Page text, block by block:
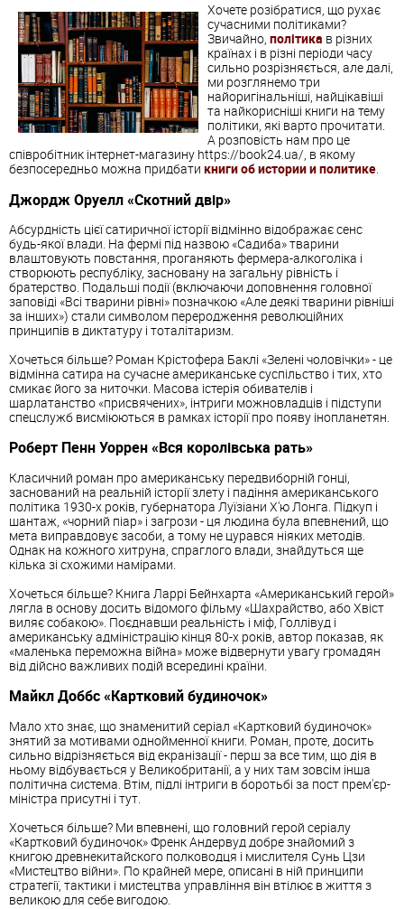
Хочете розібратися, що рухає
сучасними політиками?
Звичайно, політика в різних
країнах і в різні періоди часу
сильно розрізняється, але далі,
ми розглянемо три
найоригінальніші, найцікавіші
та найкорисніші книги на тему
політики, які варто прочитати.
А розповість нам про це
співробітник інтернет-магазину https://book24.ua/, в якому
безпосередньо можна придбати книги об истории и политике.
Джордж Оруелл «Скотний двір»
Абсурдність цієї сатиричної історії відмінно відображає сенс
будь-якої влади. На фермі під назвою «Садиба» тварини
влаштовують повстання, проганяють фермера-алкоголіка і
створюють республіку, засновану на загальну рівність і
братерство. Подальші події (включаючи доповнення головної
заповіді «Всі тварини рівні» позначкою «Але деякі тварини рівніші
за інших») стали символом переродження революційних
принципів в диктатуру і тоталітаризм.
Хочеться більше? Роман Крістофера Баклі «Зелені чоловічки» - це
відмінна сатира на сучасне американське суспільство і тих, хто
смикає його за ниточки. Масова істерія обивателів і
шарлатанство «присвячених», інтриги можновладців і підступи
спецслужб висміюються в рамках історії про появу інопланетян.
Роберт Пенн Уоррен «Вся королівська рать»
Класичний роман про американську передвиборній гонці,
заснований на реальній історії злету і падіння американського
політика 1930-х років, губернатора Луїзіани Х'ю Лонга. Підкуп і
шантаж, «чорний піар» і загрози - ця людина була впевнений, що
мета виправдовує засоби, а тому не цурався ніяких методів.
Однак на кожного хитруна, спраглого влади, знайдуться ще
кілька зі схожими намірами.
Хочеться більше? Книга Ларрі Бейнхарта «Американський герой»
лягла в основу досить відомого фільму «Шахрайство, або Хвіст
виляє собакою». Поєднавши реальність і міф, Голлівуд і
американську адміністрацію кінця 80-х років, автор показав, як
«маленька переможна війна» може відвернути увагу громадян
від дійсно важливих подій всередині країни.
Майкл Доббс «Картковий будиночок»
Мало хто знає, що знаменитий серіал «Картковий будиночок»
знятий за мотивами однойменної книги. Роман, проте, досить
сильно відрізняється від екранізації - перш за все тим, що дія в
ньому відбувається у Великобританії, а у них там зовсім інша
політична система. Втім, підлі інтриги в боротьбі за пост прем'єр-
міністра присутні і тут.
Хочеться більше? Ми впевнені, що головний герой серіалу
«Картковий будиночок» Френк Андервуд добре знайомий з
книгою древнекитайского полководця і мислителя Сунь Цзи
«Мистецтво війни». По крайней мере, описані в ній принципи
стратегії, тактики і мистецтва управління він втілює в життя з
великою для себе вигодою.